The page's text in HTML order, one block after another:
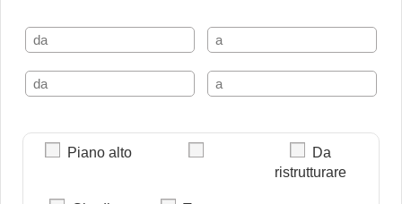
Piano alto
Da
ristrutturare